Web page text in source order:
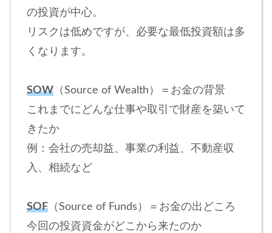
の投資が中心。
リスクは低めですが、必要な最低投資額は多
くなります。
SOW （Source of Wealth）＝お金の背景
これまでにどんな仕事や取引で財産を築いて
きたか
例：会社の売却益、事業の利益、不動産収
入、相続など
SOF （Source of Funds）＝お金の出どころ
今回の投資資金がどこから来たのか